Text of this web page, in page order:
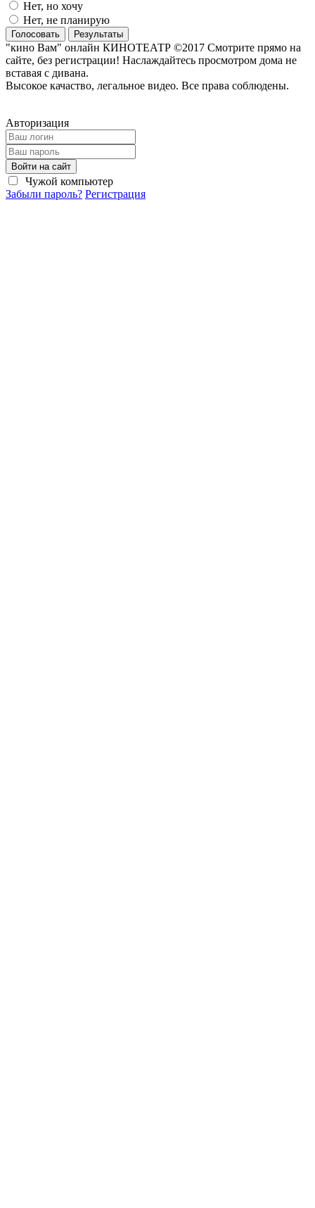
Нет, но хочу
Нет, не планирую
Голосовать Результаты
"кино Вам" онлайн КИНОТЕАТР ©2017 Смотрите прямо на
сайте, без регистрации! Наслаждайтесь просмотром дома не
вставая с дивана.
Высокое качаство, легальное видео. Все права соблюдены.
Авторизация
Войти на сайт
Чужой компьютер
Забыли пароль? Регистрация